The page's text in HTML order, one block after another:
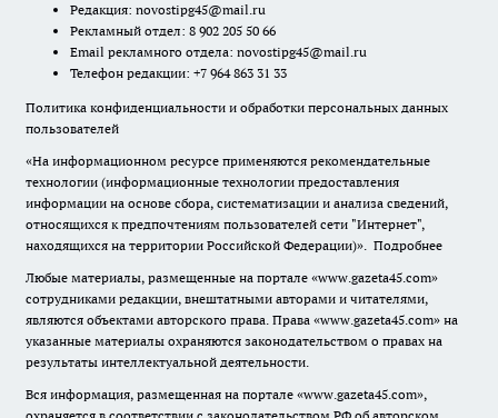
Редакция: novostipg45@mail.ru
Рекламный отдел: 8 902 205 50 66
Email рекламного отдела: novostipg45@mail.ru
Телефон редакции: +7 964 863 31 33
Политика конфиденциальности и обработки персональных данных
пользователей
«На информационном ресурсе применяются рекомендательные
технологии (информационные технологии предоставления
информации на основе сбора, систематизации и анализа сведений,
относящихся к предпочтениям пользователей сети "Интернет",
находящихся на территории Российской Федерации)». Подробнее
Любые материалы, размещенные на портале «www.gazeta45.com»
сотрудниками редакции, внештатными авторами и читателями,
являются объектами авторского права. Права «www.gazeta45.com» на
указанные материалы охраняются законодательством о правах на
результаты интеллектуальной деятельности.
Вся информация, размещенная на портале «www.gazeta45.com»,